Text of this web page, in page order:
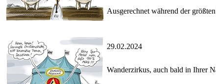
Ausgerechnet während der
29.02.2024
Wanderzirkus, auch bald in Ihrer